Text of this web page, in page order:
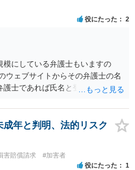
役にたった 2
にしている弁護士もいますの
ウェブサイトからその弁護士の名
士であれば氏名と登録番号が表
年と判明、法的リスク
害賠償請求 #加害者
役にたった 1